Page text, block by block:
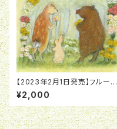
【2023年2月1日発売】フルート・
デュオ”れこると”「笛の音 たくさ
ん収穫できました！」
¥2,000